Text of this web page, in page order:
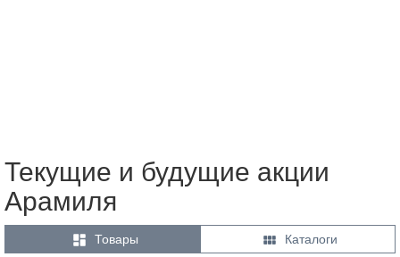
Текущие и будущие акции
Арамиля
 Товары  Каталоги